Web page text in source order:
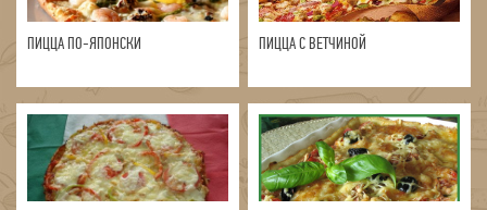
ПИЦЦА ПО-ЯПОНСКИ ПИЦЦА С ВЕТЧИНОЙ